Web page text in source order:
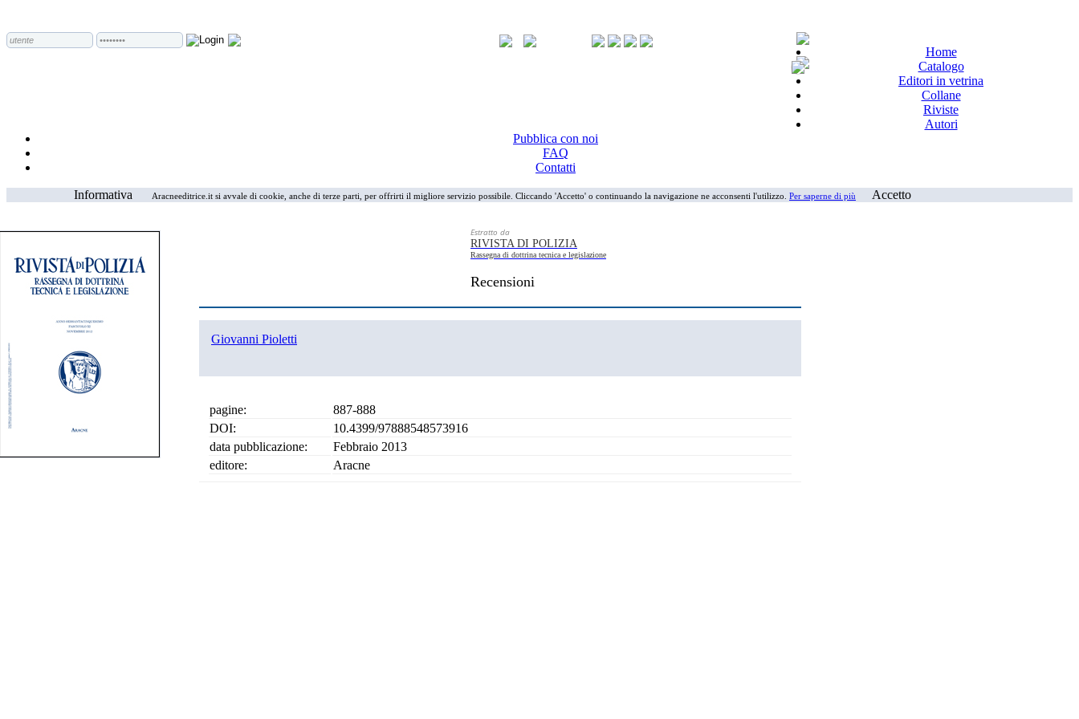
Home
Catalogo
Editori in vetrina
Collane
Riviste
Autori
Pubblica con noi
FAQ
Contatti
Informativa
Aracneeditrice.it si avvale di cookie, anche di terze parti, per offrirti il migliore servizio possibile. Cliccando 'Accetto' o continuando la navigazione ne acconsenti l'utilizzo. Per saperne di più Accetto
Estratto da
RIVISTA DI POLIZIA
Rassegna di dottrina tecnica e legislazione
Recensioni
Giovanni Pioletti
pagine:
887-888
DOI:
10.4399/97888548573916
data pubblicazione:
Febbraio 2013
editore:
Aracne